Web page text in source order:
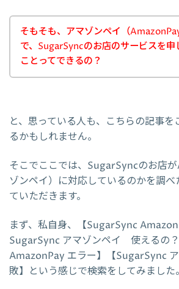
そもそも、アマゾンペイ（AmazonPay
で、SugarSyncのお店のサービスを申
ことってできるの？
と、思っている人も、こちらの記事
るかもしれません。
そこでここでは、SugarSyncのお店
ゾンペイ）に対応しているのかを調
ていただきます。
まず、私自身、【SugarSync
SugarSync アマゾンペイ 使えるの
AmazonPay エラー】【SugarSync
敗】という感じで検索をしてみました。